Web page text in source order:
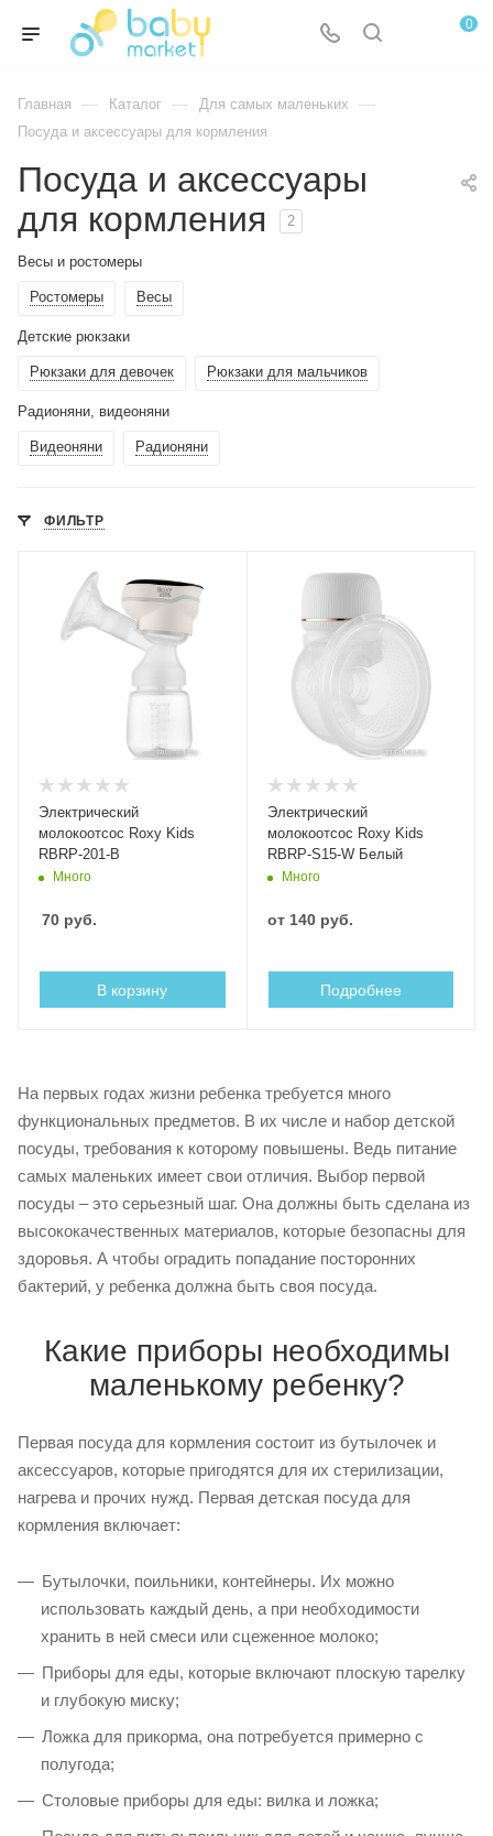
0
Главная — Каталог — Для самых маленьких —
Посуда и аксессуары для кормления
Посуда и аксессуары
для кормления
2
Весы и ростомеры
Ростомеры Весы
Детские рюкзаки
Рюкзаки для девочек Рюкзаки для мальчиков
Радионяни, видеоняни
Видеоняни Радионяни
ФИЛЬТР
Электрический
молокоотсос Roxy Kids
RBRP-201-B
Много
70 руб.
В корзину
Электрический
молокоотсос Roxy Kids
RBRP-S15-W Белый
Много
от 140 руб.
Подробнее
На первых годах жизни ребенка требуется много
функциональных предметов. В их числе и набор детской
посуды, требования к которому повышены. Ведь питание
самых маленьких имеет свои отличия. Выбор первой
посуды – это серьезный шаг. Она должны быть сделана из
высококачественных материалов, которые безопасны для
здоровья. А чтобы оградить попадание посторонних
бактерий, у ребенка должна быть своя посуда.
Какие приборы необходимы
маленькому ребенку?
Первая посуда для кормления состоит из бутылочек и
аксессуаров, которые пригодятся для их стерилизации,
нагрева и прочих нужд. Первая детская посуда для
кормления включает:
Бутылочки, поильники, контейнеры. Их можно
использовать каждый день, а при необходимости
хранить в ней смеси или сцеженное молоко;
Приборы для еды, которые включают плоскую тарелку
и глубокую миску;
Ложка для прикорма, она потребуется примерно с
полугода;
Столовые приборы для еды: вилка и ложка;